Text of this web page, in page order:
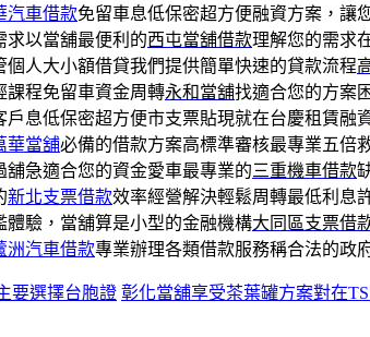
汽車借款免留車息低保密超方便融資方案，讓
求以當舖最便利的西屯當舖借款理解您的需求
個人大小額借貸我們提供簡單快速的貸款流程
課程免留車資金周轉永和當舖找適合您的方案
戶息低保密超方便市支票貼現就在台慶租賃融
華當舖必備的借款方案高標準審核最專業五倍
急適合您的資金愛車最專業的三重機車借款
新北支票借款效率經營解決輕鬆周轉最低利息
驗，當舖算是小型的金融機構大同區支票借
洲汽車借款專業辦理各類借款服務稱合法的政
要選擇台胞證 彰化當舖享受茶葉罐方案對在